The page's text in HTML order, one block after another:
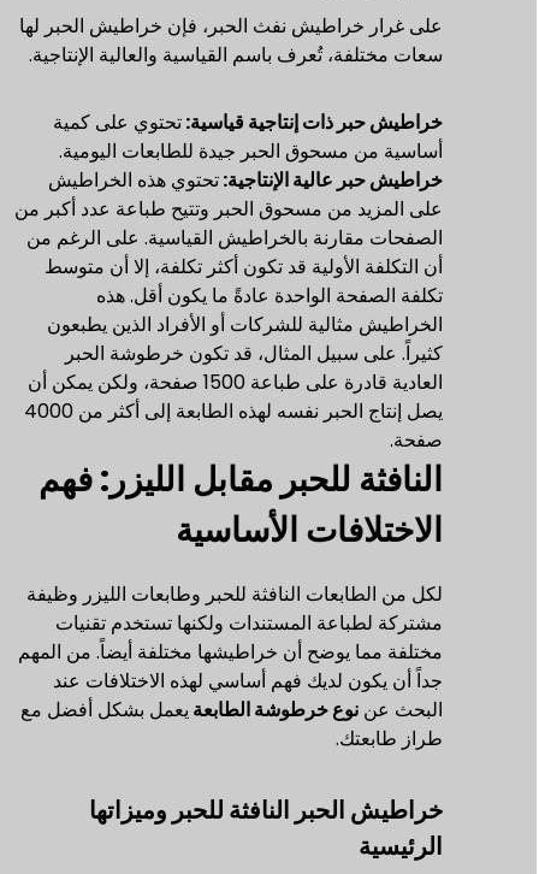
على غرار خراطيش نفث الحبر، فإن خراطيش الحبر لها
سعات مختلفة، تُعرف باسم القياسية والعالية الإنتاجية.
خراطيش حبر ذات إنتاجية قياسية:تحتوي على كمية
أساسية من مسحوق الحبر جيدة للطابعات اليومية.
خراطيش حبر عالية الإنتاجية:تحتوي هذه الخراطيش
على المزيد من مسحوق الحبر وتتيح طباعة عدد أكبر من
الصفحات مقارنة بالخراطيش القياسية. على الرغم من
أن التكلفة الأولية قد تكون أكثر تكلفة، إلا أن متوسط
تكلفة الصفحة الواحدة عادةً ما يكون أقل. هذه
الخراطيش مثالية للشركات أو الأفراد الذين يطبعون
كثيراً. على سبيل المثال، قد تكون خرطوشة الحبر
العادية قادرة على طباعة 1500 صفحة، ولكن يمكن أن
يصل إنتاج الحبر نفسه لهذه الطابعة إلى أكثر من 4000
صفحة.
النافثة للحبر مقابل الليزر: فهم
الاختلافات الأساسية
لكل من الطابعات النافثة للحبر وطابعات الليزر وظيفة
مشتركة لطباعة المستندات ولكنها تستخدم تقنيات
مختلفة مما يوضح أن خراطيشها مختلفة أيضاً. من المهم
جداً أن يكون لديك فهم أساسي لهذه الاختلافات عند
البحث عن نوع خرطوشة الطابعة يعمل بشكل أفضل مع
طراز طابعتك.
خراطيش الحبر النافثة للحبر وميزاتها
الرئيسية